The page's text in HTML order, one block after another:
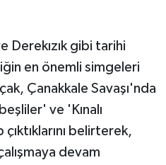
Derekızık gibi tarihi
en önemli simgeleri
Çanakkale Savaşı'nda
ve 'Kınalı
çıktıklarını belirterek,
devam